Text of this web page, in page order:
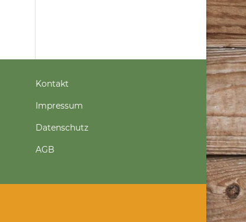
Kontakt
Impressum
Datenschutz
AGB